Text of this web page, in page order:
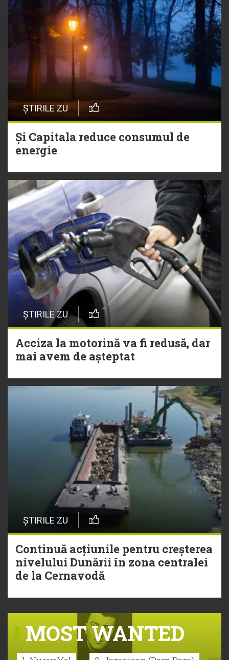
ȘTIRILE ZU
Și Capitala reduce consumul de
energie
ȘTIRILE ZU
Acciza la motorină va fi redusă, dar
mai avem de așteptat
ȘTIRILE ZU
Continuă acțiunile pentru creșterea
nivelului Dunării în zona centralei
de la Cernavodă
MOST WANTED